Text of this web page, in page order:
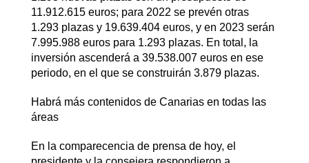
11.912.615 euros; para 2022 se prevén otras
1.293 plazas y 19.639.404 euros, y en 2023 serán
7.995.988 euros para 1.293 plazas. En total, la
inversión ascenderá a 39.538.007 euros en ese
periodo, en el que se construirán 3.879 plazas.
Habrá más contenidos de Canarias en todas las
áreas
En la comparecencia de prensa de hoy, el